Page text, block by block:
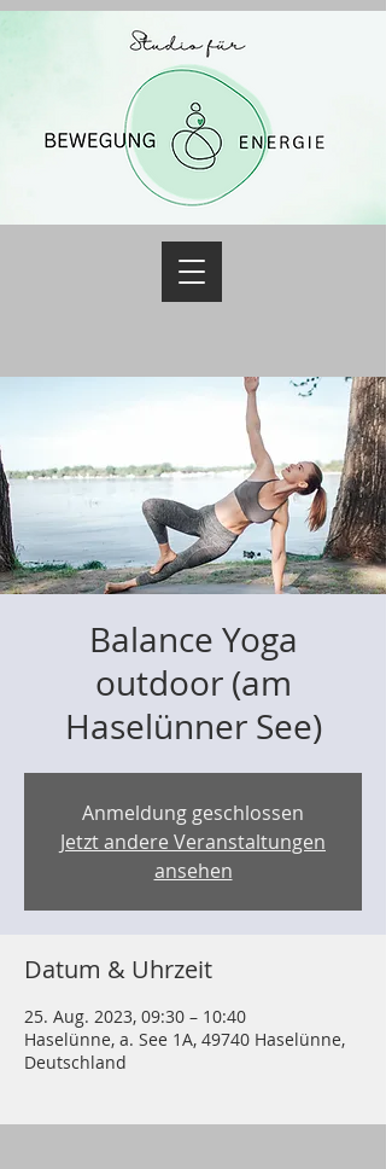
Balance Yoga
outdoor (am
Haselünner See)
Anmeldung geschlossen
Jetzt andere Veranstaltungen
ansehen
Datum & Uhrzeit
25. Aug. 2023, 09:30 – 10:40
Haselünne, a. See 1A, 49740 Haselünne,
Deutschland